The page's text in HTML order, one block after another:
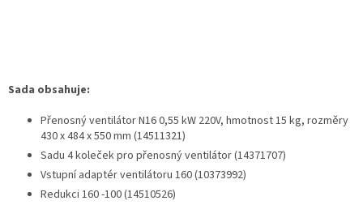
Sada obsahuje:
Přenosný ventilátor N16 0,55 kW 220V, hmotnost 15 kg, rozměry
430 x 484 x 550 mm (14511321)
Sadu 4 koleček pro přenosný ventilátor (14371707)
Vstupní adaptér ventilátoru 160 (10373992)
Redukci 160 -100 (14510526)